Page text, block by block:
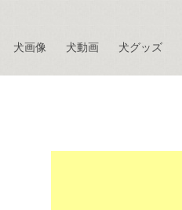
犬画像 犬動画 犬グッズ